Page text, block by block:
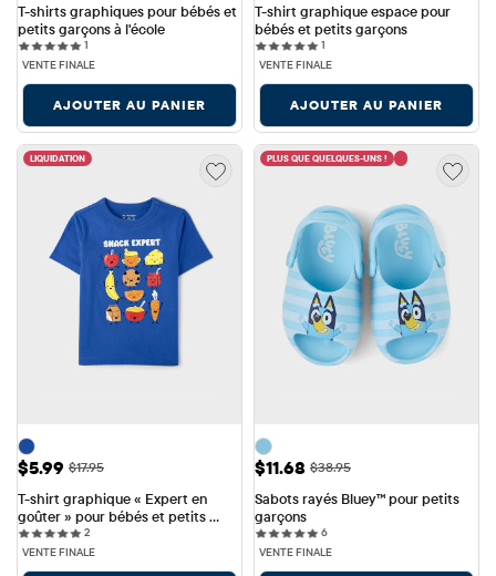
T-shirts graphiques pour bébés et
petits garçons à l'école
1
VENTE FINALE
AJOUTER AU PANIER
T-shirt graphique espace pour
bébés et petits garçons
1
VENTE FINALE
AJOUTER AU PANIER
LIQUIDATION
Prix ​​de vente: $5.99
$5.99 Prix ​​d'origine: $17.95
$17.95
T-shirt graphique « Expert en
goûter » pour bébés et petits
garçons
22 reviews
VENTE FINALE
PLUS QUE QUELQUES-UNS !
Prix ​​de vente: $11.68
$11.68 Prix ​​d'origine: $38.95
$38.95
Sabots rayés Bluey™ pour petits
garçons
66 reviews
VENTE FINALE